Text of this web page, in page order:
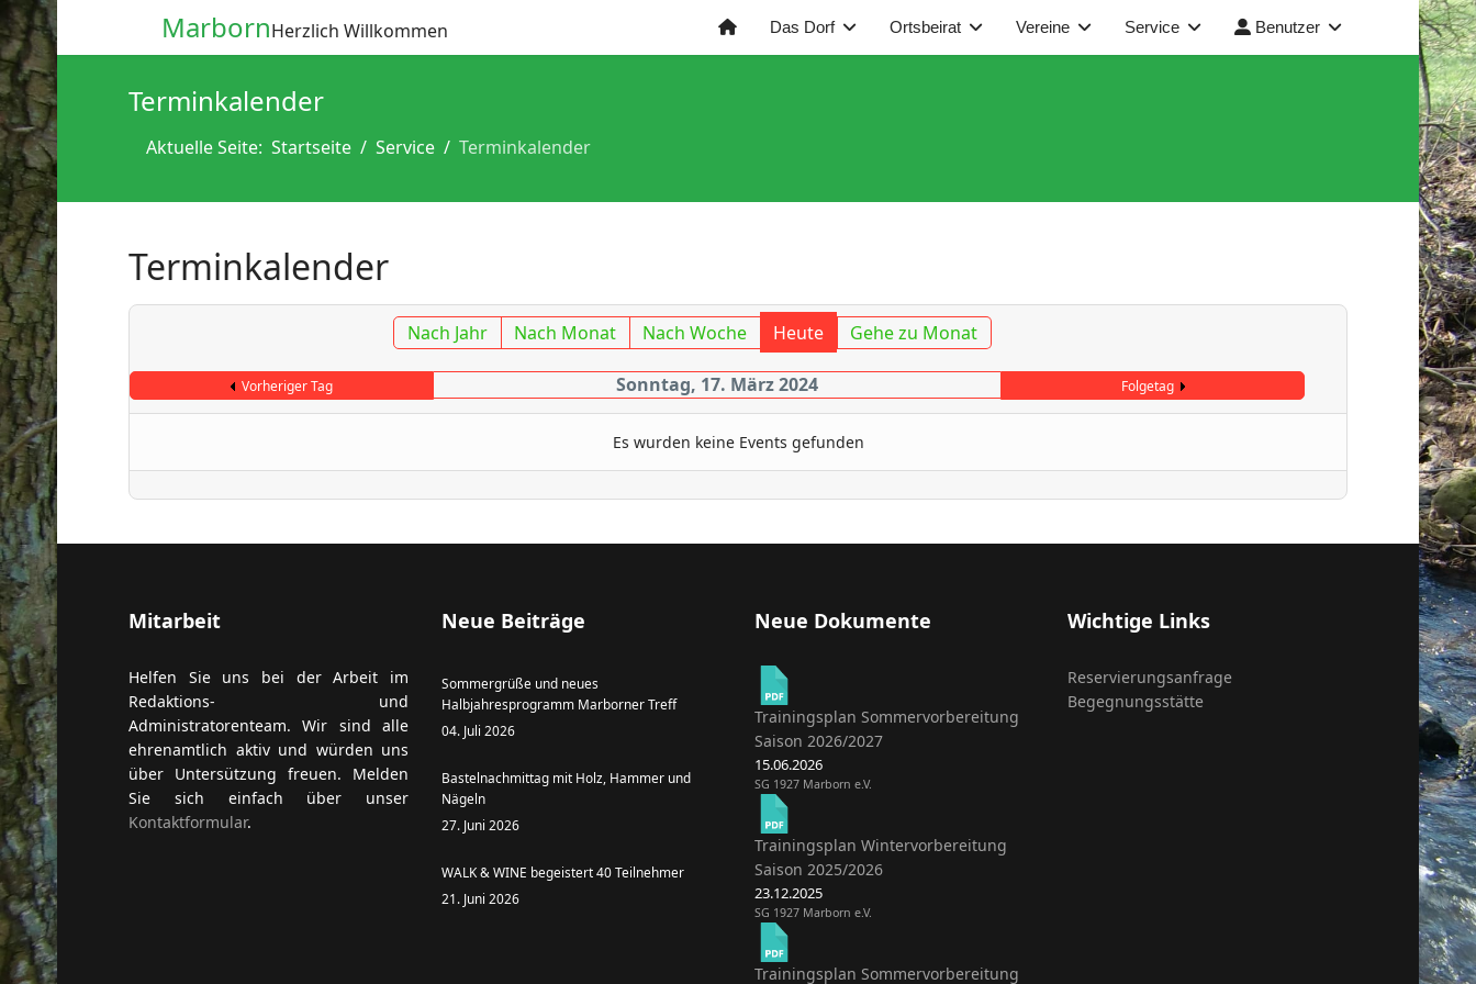
MarbornHerzlich Willkommen Das Dorf Ortsbeirat Vereine Service Benutzer
Terminkalender
Aktuelle Seite: Startseite Service Terminkalender
Terminkalender
Nach Jahr Nach Monat Nach Woche Heute Gehe zu Monat
Vorheriger Tag Sonntag, 17. März 2024 Folgetag
Es wurden keine Events gefunden
Mitarbeit
Helfen Sie uns bei der Arbeit im
Redaktions- und
Administratorenteam. Wir sind alle
ehrenamtlich aktiv und würden uns
über Untersützung freuen. Melden
Sie sich einfach über unser
Kontaktformular.
Neue Beiträge
Sommergrüße und neues
Halbjahresprogramm Marborner Treff
04. Juli 2026
Bastelnachmittag mit Holz, Hammer und
Nägeln
27. Juni 2026
WALK & WINE begeistert 40 Teilnehmer
21. Juni 2026
Neue Dokumente
Trainingsplan Sommervorbereitung
Saison 2026/2027
15.06.2026
SG 1927 Marborn e.V.
Trainingsplan Wintervorbereitung
Saison 2025/2026
23.12.2025
SG 1927 Marborn e.V.
Trainingsplan Sommervorbereitung
Wichtige Links
Reservierungsanfrage
Begegnungsstätte
anzeigen